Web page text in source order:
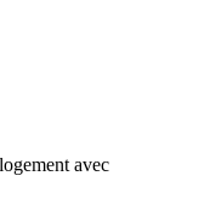
avec